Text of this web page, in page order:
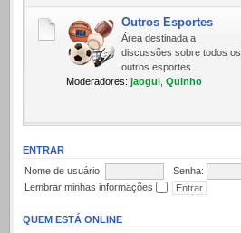
Outros Esportes
Área destinada a
discussões sobre todos os
outros esportes.
Moderadores: jaogui Quinho
ENTRAR
Nome de usuário:
Senha:
Lembrar minhas informações
QUEM ESTÁ ONLINE